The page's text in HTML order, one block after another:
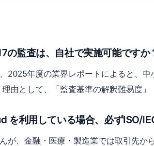
の監査は、自社で実施可能ですか
2025年度の業界レポートによると、
由として、「監査基準の解釈難易度
を利用している場合、必ずISO/
が、金融・医療・製造業では取引先